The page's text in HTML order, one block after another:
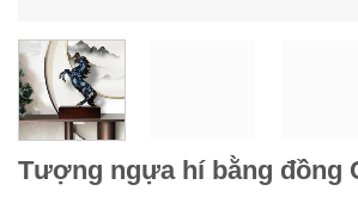
Tượng ngựa hí bằng đồng